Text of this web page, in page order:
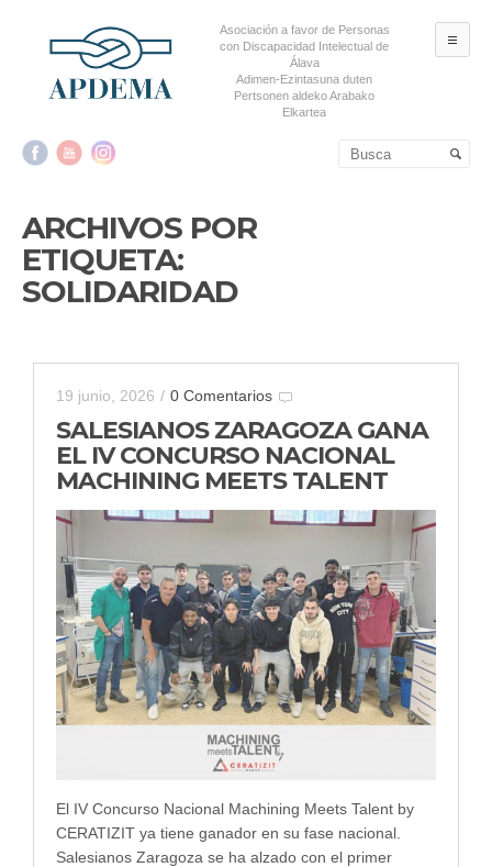
Asociación a favor de Personas
con Discapacidad Intelectual de
Álava
Adimen-Ezintasuna duten
Pertsonen aldeko Arabako
Elkartea
secundario
ARCHIVOS POR
ETIQUETA:
SOLIDARIDAD
19 junio, 2026 / 0 Comentarios
SALESIANOS ZARAGOZA GANA
EL IV CONCURSO NACIONAL
MACHINING MEETS TALENT
El IV Concurso Nacional Machining Meets Talent by
CERATIZIT ya tiene ganador en su fase nacional.
Salesianos Zaragoza se ha alzado con el primer